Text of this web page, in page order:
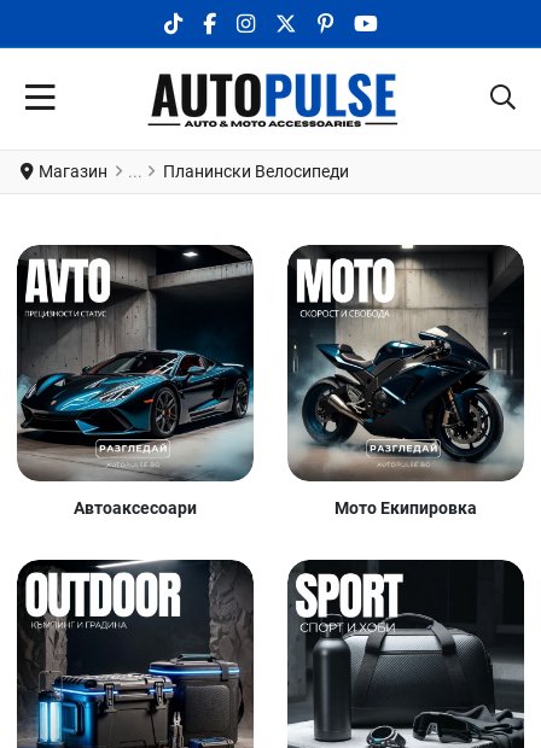
TIKTOK SOCIAL LINK
FACEBOOK SOCIAL LINK
INSTAGRAM SOCIAL LINK
X.COM SOCIAL LINK
PINTEREST SOCIAL LINK
YOUTUBE SOCIAL
Магазин Планински Велосипеди
Автоаксесоари Мото Екипировка